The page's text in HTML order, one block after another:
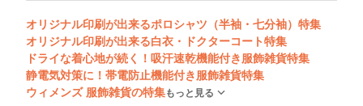
オリジナル印刷が出来るポロシャツ（半袖・七分袖）特集
オリジナル印刷が出来る白衣・ドクターコート特集
ドライな着心地が続く！吸汗速乾機能付き服飾雑貨特集
静電気対策に！帯電防止機能付き服飾雑貨特集
ウィメンズ 服飾雑貨の特集もっと見る